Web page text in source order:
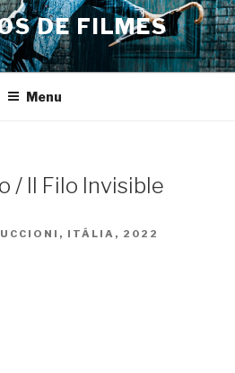
DE FILMES
Menu
/ Il Filo Invisible
ITÁLIA, 2022